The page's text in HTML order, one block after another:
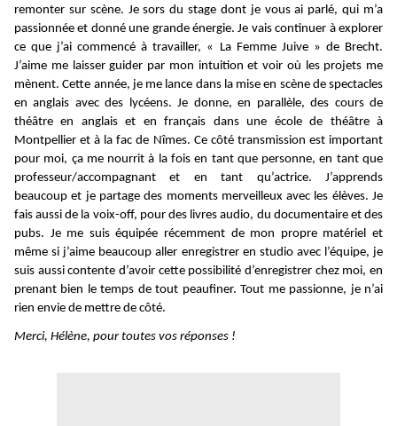
remonter sur scène. Je sors du stage dont je vous ai parlé, qui m’a
passionnée et donné une grande énergie. Je vais continuer à explorer
ce que j’ai commencé à travailler, « La Femme Juive » de Brecht.
J’aime me laisser guider par mon intuition et voir où les projets me
mènent. Cette année, je me lance dans la mise en scène de spectacles
en anglais avec des lycéens. Je donne, en parallèle, des cours de
théâtre en anglais et en français dans une école de théâtre à
Montpellier et à la fac de Nîmes. Ce côté transmission est important
pour moi, ça me nourrit à la fois en tant que personne, en tant que
professeur/accompagnant et en tant qu’actrice. J’apprends
beaucoup et je partage des moments merveilleux avec les élèves. Je
fais aussi de la voix-off, pour des livres audio, du documentaire et des
pubs. Je me suis équipée récemment de mon propre matériel et
même si j’aime beaucoup aller enregistrer en studio avec l’équipe, je
suis aussi contente d’avoir cette possibilité d’enregistrer chez moi, en
prenant bien le temps de tout peaufiner. Tout me passionne, je n’ai
rien envie de mettre de côté.
Merci, Hélène, pour toutes vos réponses !